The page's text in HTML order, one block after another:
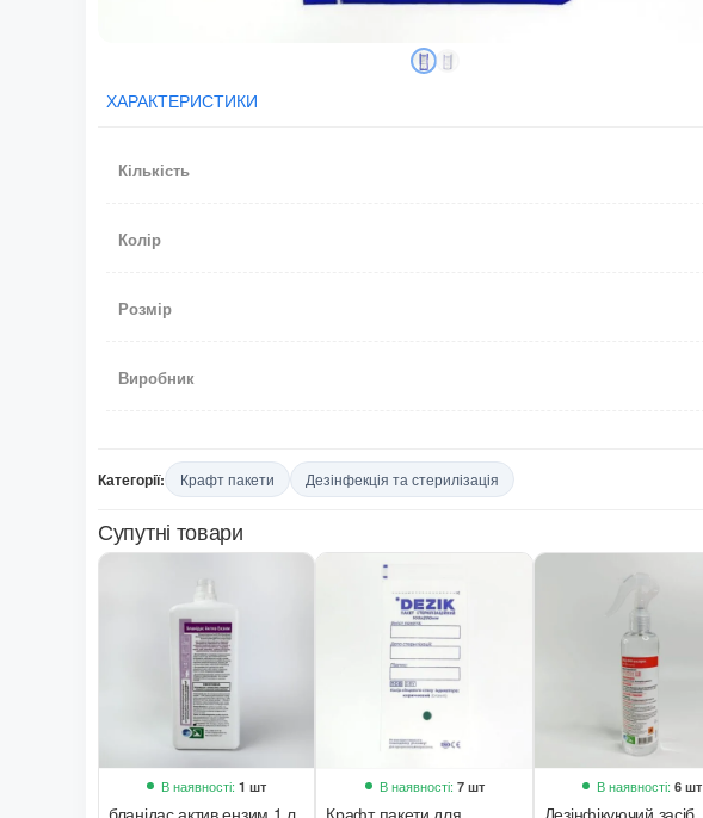
ХАРАКТЕРИСТИКИ
Кількість
Колір
Розмір
Виробник
Категорії: Крафт пакети Дезінфекція та стерилізація
Супутні товари
В наявності: 1 шт В наявності: 7 шт В наявності: 6 шт